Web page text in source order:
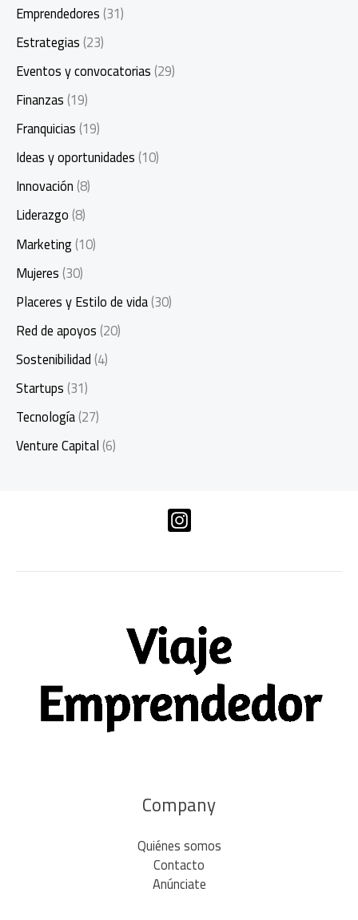
Emprendedores(31)
Estrategias(23)
Eventos y convocatorias(29)
Finanzas(19)
Franquicias(19)
Ideas y oportunidades(10)
Innovación(8)
Liderazgo(8)
Marketing(10)
Mujeres(30)
Placeres y Estilo de vida(30)
Red de apoyos(20)
Sostenibilidad(4)
Startups(31)
Tecnología(27)
Venture Capital(6)
Company
Quiénes somos
Contacto
Anúnciate